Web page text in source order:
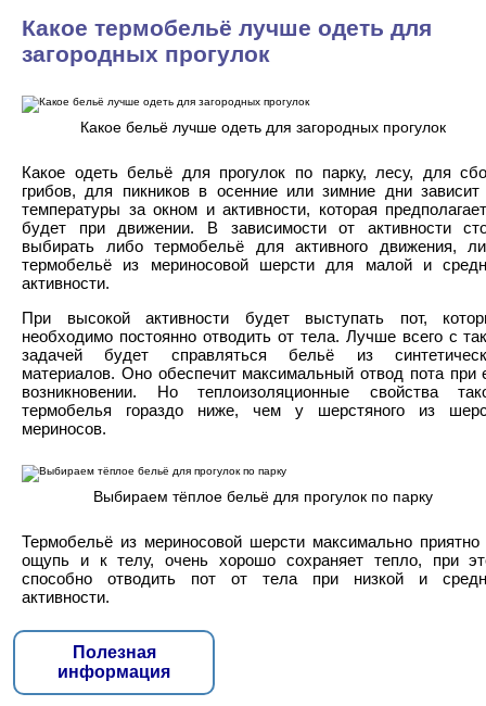
Какое термобельё лучше одеть для
загородных прогулок
Какое бельё лучше одеть для загородных прогулок
Какое одеть бельё для прогулок по парку, лесу, для
грибов, для пикников в осенние или зимние дни зависит
температуры за окном и активности, которая
будет при движении. В зависимости от активности
выбирать либо термобельё для активного движения,
термобельё из мериносовой шерсти для малой и
активности.
При высокой активности будет выступать пот,
необходимо постоянно отводить от тела. Лучше всего с
задачей будет справляться бельё из
материалов. Оно обеспечит максимальный отвод пота при
возникновении. Но теплоизоляционные свойства
термобелья гораздо ниже, чем у шерстяного из
мериносов.
Выбираем тёплое бельё для прогулок по парку
Термобельё из мериносовой шерсти максимально приятно
ощупь и к телу, очень хорошо сохраняет тепло, при
способно отводить пот от тела при низкой и
активности.
Полезная
информация